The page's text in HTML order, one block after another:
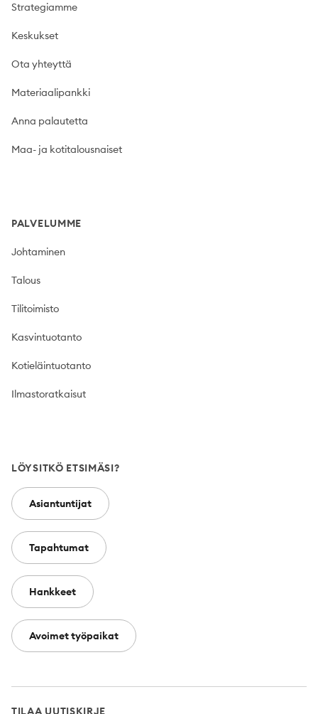
Strategiamme
Keskukset
Ota yhteyttä
Materiaalipankki
Anna palautetta
Maa- ja kotitalousnaiset
PALVELUMME
Johtaminen
Talous
Tilitoimisto
Kasvintuotanto
Kotieläintuotanto
Ilmastoratkaisut
LÖYSITKÖ ETSIMÄSI?
Asiantuntijat
Tapahtumat
Hankkeet
Avoimet työpaikat
TILAA UUTISKIRJE